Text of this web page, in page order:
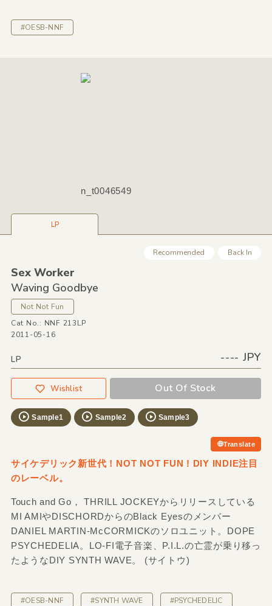
#OESB-NNF
n_t0046549
LP
Recommended Back In
Sex Worker
Waving Goodbye
Not Not Fun
Cat No.: NNF 213LP
2011-05-16
LP ---- JPY
Wishlist Out Of Stock
Sample1 Sample2 Sample3
Translate
サイケデリック新世代！NOT NOT FUN ! DIY INDIE注目
のレーベル。
Touch and Go， THRILL JOCKEYからリリースしている
MI AMIやDISCHORDからのBlack Eyesのメンバー
DANIEL MARTIN-McCORMICKのソロユニット。DOPE
PSYCHEDELIA。LO-FI電子音楽、P.I.L.の亡霊が乗り移っ
たようなDIY SYNTH WAVE。 (サイトウ)
#OESB-NNF #SYNTH WAVE #PSYCHEDELIC